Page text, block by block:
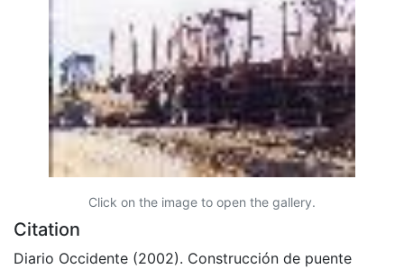
Click on the image to open the gallery.
Citation
Diario Occidente (2002). Construcción de puente